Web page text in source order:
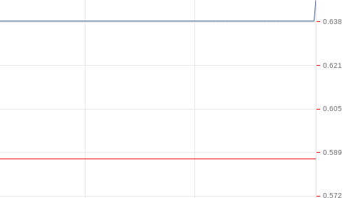
0.572
0.589
0.605
0.621
0.638